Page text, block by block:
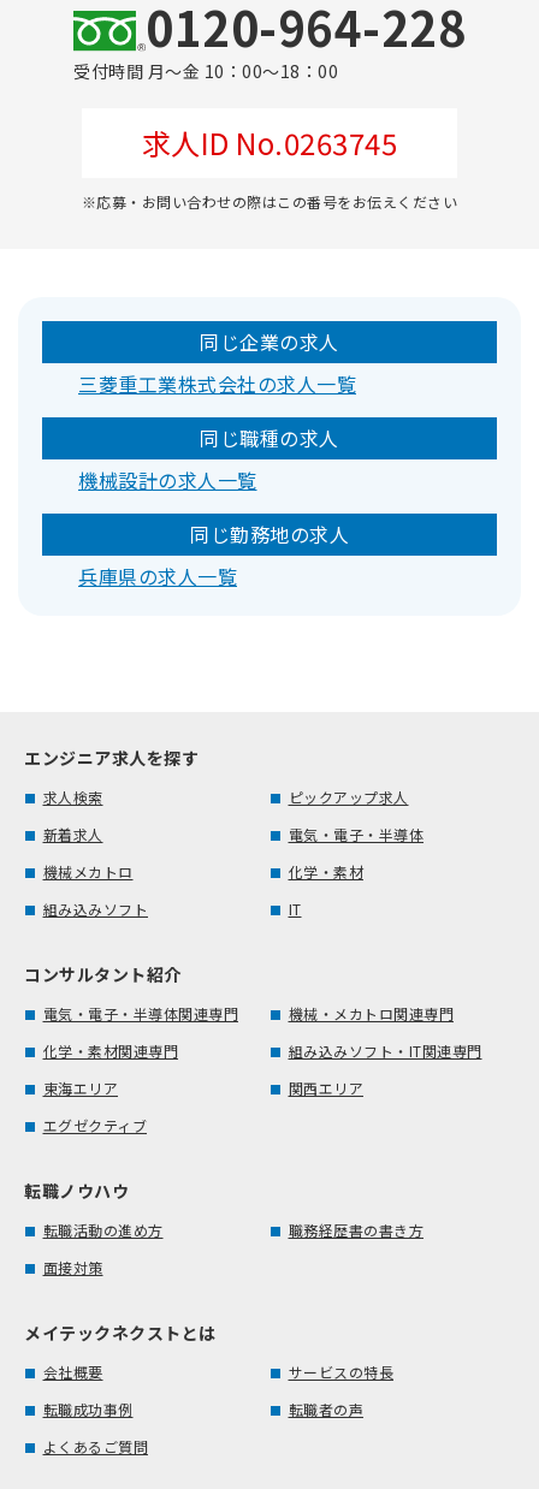
0120-964-228
受付時間 月～金 10：00～18：00
求人ID No.0263745
※応募・お問い合わせの際はこの番号をお伝えください
同じ企業の求人
三菱重工業株式会社の求人一覧
同じ職種の求人
機械設計の求人一覧
同じ勤務地の求人
兵庫県の求人一覧
エンジニア求人を探す
求人検索
ピックアップ求人
新着求人
電気・電子・半導体
機械メカトロ
化学・素材
組み込みソフト
IT
コンサルタント紹介
電気・電子・半導体関連専門
機械・メカトロ関連専門
化学・素材関連専門
組み込みソフト・IT関連専門
東海エリア
関西エリア
エグゼクティブ
転職ノウハウ
転職活動の進め方
職務経歴書の書き方
面接対策
メイテックネクストとは
会社概要
サービスの特長
転職成功事例
転職者の声
よくあるご質問